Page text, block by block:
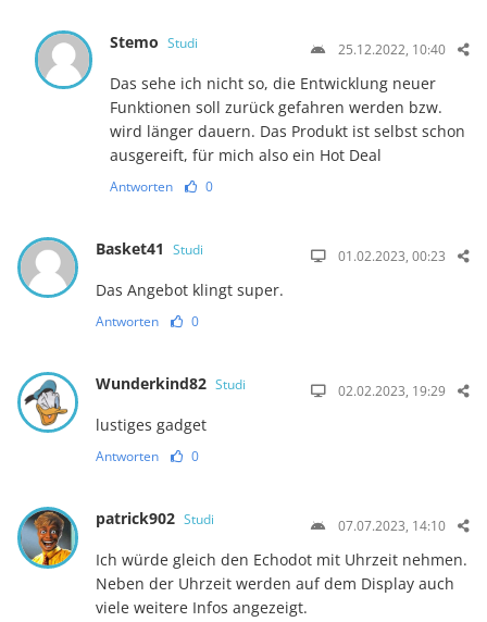
Stemo Studi 25.12.2022, 10:40
Das sehe ich nicht so, die Entwicklung neuer
Funktionen soll zurück gefahren werden bzw.
wird länger dauern. Das Produkt ist selbst schon
ausgereift, für mich also ein Hot Deal
Antworten 0
Basket41 Studi 01.02.2023, 00:23
Das Angebot klingt super.
Antworten 0
Wunderkind82 Studi 02.02.2023, 19:29
lustiges gadget
Antworten 0
patrick902 Studi 07.07.2023, 14:10
Ich würde gleich den Echodot mit Uhrzeit nehmen.
Neben der Uhrzeit werden auf dem Display auch
viele weitere Infos angezeigt.